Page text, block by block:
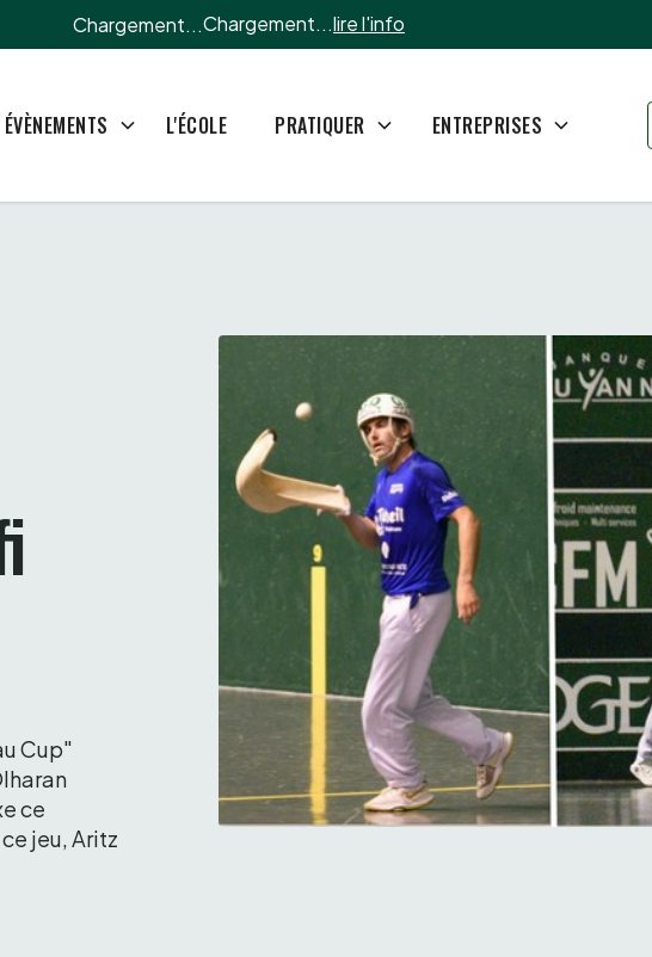
Chargement...Chargement...lire l'info
ÉVÈNEMENTS L'ÉCOLE PRATIQUER ENTREPRISES
Cup"
ce
jeu, Aritz